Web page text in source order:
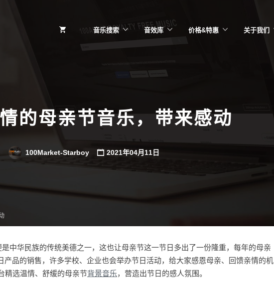
音乐搜索 音效库 价格&特惠 关于我们
的母亲节音乐，带来感动
100Market-Starboy 2021年04月11日
是中华民族的传统美德之一，这也让母亲节这一节日多出了一份隆重，每年的母亲
产品的销售，许多学校、企业也会举办节日活动，给大家感恩母亲、回馈亲情的机
精选温情、舒缓的母亲节背景音乐，营造出节日的感人氛围。